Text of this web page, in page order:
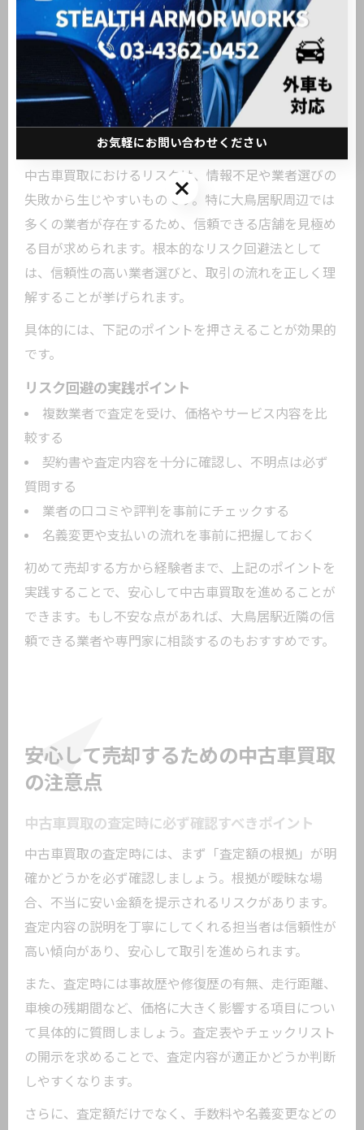
失敗例が多いため、必ず複数業者の条件を比較し、納
得できるまで説明を受けることが大切です。安心して
売却するための基本的な心構えとして覚えておきまし
ょう。
中古車買取のリスクとその根本的な回避法
中古車買取におけるリスクは、情報不足や業者選びの
失敗から生じやすいものです。特に大鳥居駅周辺では
多くの業者が存在するため、信頼できる店舗を見極め
る目が求められます。根本的なリスク回避法として
は、信頼性の高い業者選びと、取引の流れを正しく理
解することが挙げられます。
具体的には、下記のポイントを押さえることが効果的
です。
リスク回避の実践ポイント
複数業者で査定を受け、価格やサービス内容を比
較する
契約書や査定内容を十分に確認し、不明点は必ず
質問する
業者の口コミや評判を事前にチェックする
名義変更や支払いの流れを事前に把握しておく
初めて売却する方から経験者まで、上記のポイントを
実践することで、安心して中古車買取を進めることが
できます。もし不安な点があれば、大鳥居駅近隣の信
頼できる業者や専門家に相談するのもおすすめです。
安心して売却するための中古車買取
の注意点
中古車買取の査定時に必ず確認すべきポイント
中古車買取の査定時には、まず「査定額の根拠」が明
確かどうかを必ず確認しましょう。根拠が曖昧な場
合、不当に安い金額を提示されるリスクがあります。
査定内容の説明を丁寧にしてくれる担当者は信頼性が
高い傾向があり、安心して取引を進められます。
また、査定時には事故歴や修復歴の有無、走行距離、
車検の残期間など、価格に大きく影響する項目につい
て具体的に質問しましょう。査定表やチェックリスト
の開示を求めることで、査定内容が適正かどうか判断
しやすくなります。
さらに、査定額だけでなく、手数料や名義変更などの
お気軽にお問い合わせください
お気軽にお問い合わせください